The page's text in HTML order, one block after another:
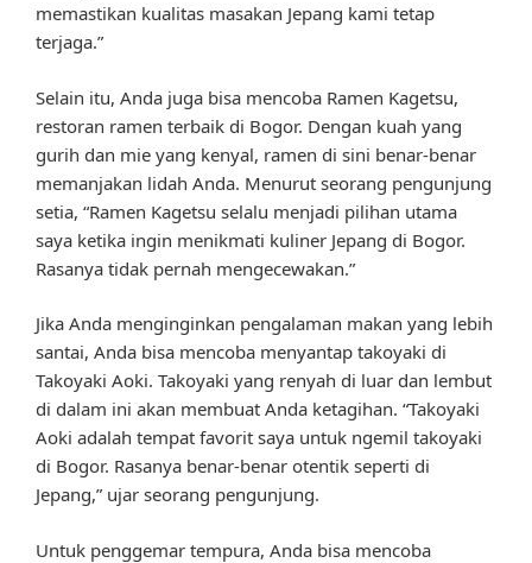
memastikan kualitas masakan Jepang kami tetap
terjaga.”
Selain itu, Anda juga bisa mencoba Ramen Kagetsu,
restoran ramen terbaik di Bogor. Dengan kuah yang
gurih dan mie yang kenyal, ramen di sini benar-benar
memanjakan lidah Anda. Menurut seorang pengunjung
setia, “Ramen Kagetsu selalu menjadi pilihan utama
saya ketika ingin menikmati kuliner Jepang di Bogor.
Rasanya tidak pernah mengecewakan.”
Jika Anda menginginkan pengalaman makan yang lebih
santai, Anda bisa mencoba menyantap takoyaki di
Takoyaki Aoki. Takoyaki yang renyah di luar dan lembut
di dalam ini akan membuat Anda ketagihan. “Takoyaki
Aoki adalah tempat favorit saya untuk ngemil takoyaki
di Bogor. Rasanya benar-benar otentik seperti di
Jepang,” ujar seorang pengunjung.
Untuk penggemar tempura, Anda bisa mencoba